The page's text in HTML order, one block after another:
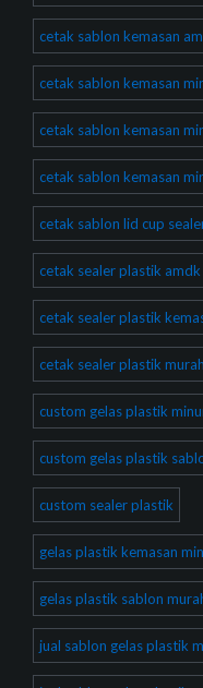
cetak sablon kemasan
cetak sablon kemasan
cetak sablon kemasan
cetak sablon kemasan
cetak sablon lid cup
cetak sealer plastik amdk
cetak sealer plastik
cetak sealer plastik murah
custom gelas plastik
custom gelas plastik
custom sealer plastik
gelas plastik kemasan
gelas plastik sablon
jual sablon gelas plastik